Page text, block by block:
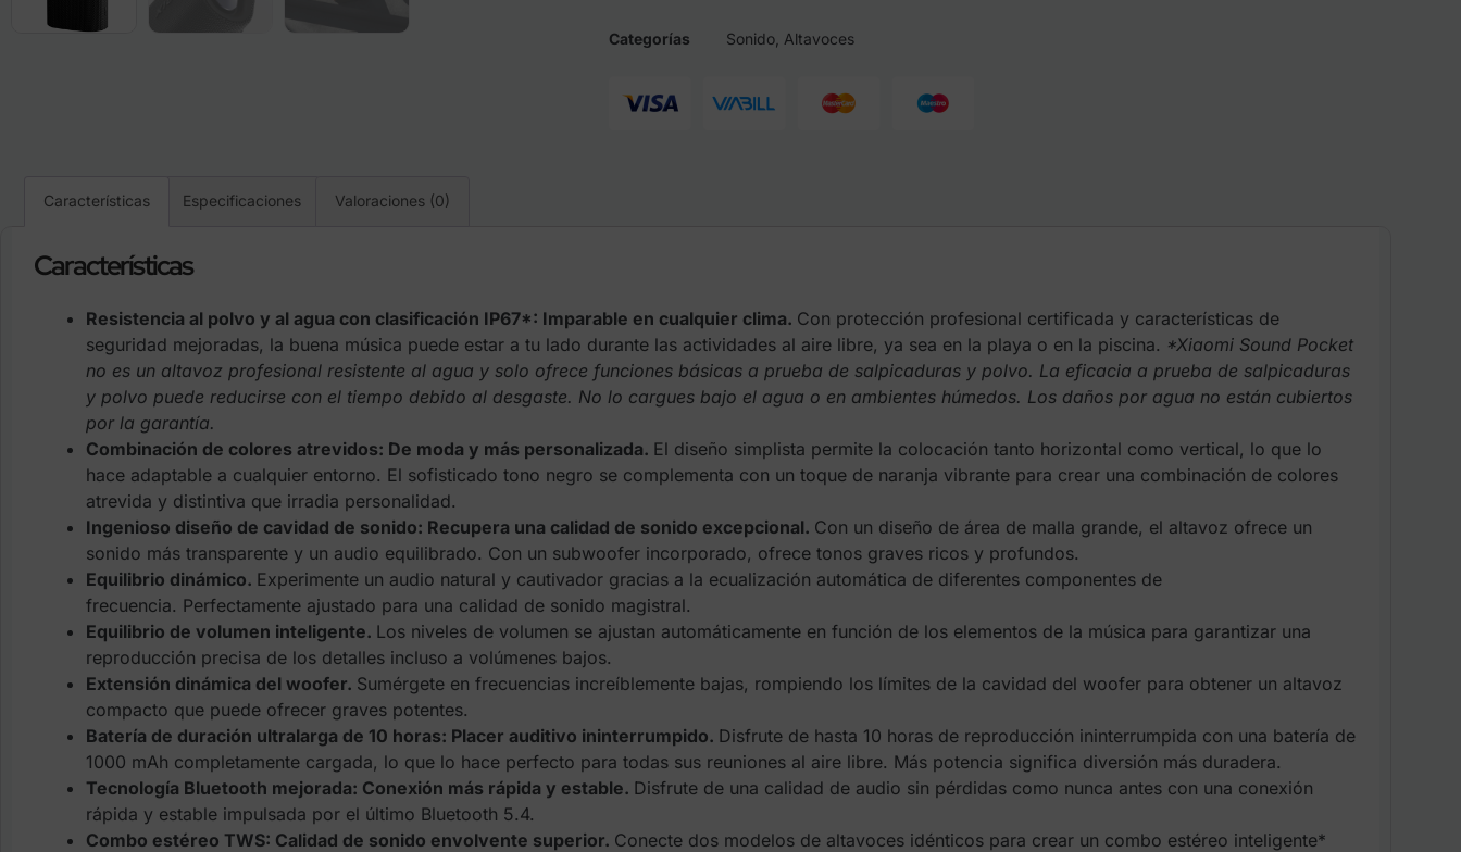
Categorías Sonido Altavoces
Características Especificaciones Valoraciones (0)
Características
Resistencia al polvo y al agua con clasificación IP67*: Imparable en cualquier clima. Con protección profesional certificada y características de
seguridad mejoradas, la buena música puede estar a tu lado durante las actividades al aire libre, ya sea en la playa o en la piscina. *Xiaomi Sound Pocket
no es un altavoz profesional resistente al agua y solo ofrece funciones básicas a prueba de salpicaduras y polvo. La eficacia a prueba de salpicaduras
y polvo puede reducirse con el tiempo debido al desgaste. No lo cargues bajo el agua o en ambientes húmedos. Los daños por agua no están cubiertos
por la garantía.
Combinación de colores atrevidos: De moda y más personalizada. El diseño simplista permite la colocación tanto horizontal como vertical, lo que lo
hace adaptable a cualquier entorno. El sofisticado tono negro se complementa con un toque de naranja vibrante para crear una combinación de colores
atrevida y distintiva que irradia personalidad.
Ingenioso diseño de cavidad de sonido: Recupera una calidad de sonido excepcional. Con un diseño de área de malla grande, el altavoz ofrece un
sonido más transparente y un audio equilibrado. Con un subwoofer incorporado, ofrece tonos graves ricos y profundos.
Equilibrio dinámico. Experimente un audio natural y cautivador gracias a la ecualización automática de diferentes componentes de
frecuencia. Perfectamente ajustado para una calidad de sonido magistral.
Equilibrio de volumen inteligente. Los niveles de volumen se ajustan automáticamente en función de los elementos de la música para garantizar una
reproducción precisa de los detalles incluso a volúmenes bajos.
Extensión dinámica del woofer. Sumérgete en frecuencias increíblemente bajas, rompiendo los límites de la cavidad del woofer para obtener un altavoz
compacto que puede ofrecer graves potentes.
Batería de duración ultralarga de 10 horas: Placer auditivo ininterrumpido. Disfrute de hasta 10 horas de reproducción ininterrumpida con una batería de
1000 mAh completamente cargada, lo que lo hace perfecto para todas sus reuniones al aire libre. Más potencia significa diversión más duradera.
Tecnología Bluetooth mejorada: Conexión más rápida y estable. Disfrute de una calidad de audio sin pérdidas como nunca antes con una conexión
rápida y estable impulsada por el último Bluetooth 5.4.
Combo estéreo TWS: Calidad de sonido envolvente superior. Conecte dos modelos de altavoces idénticos para crear un combo estéreo inteligente*